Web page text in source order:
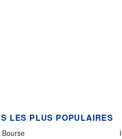
LES PLUS POPULAIRES
Bourse